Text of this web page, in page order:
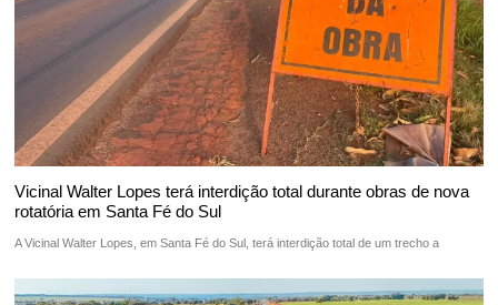
Vicinal Walter Lopes terá interdição total durante obras de nova
rotatória em Santa Fé do Sul
A Vicinal Walter Lopes, em Santa Fé do Sul, terá interdição total de um trecho a